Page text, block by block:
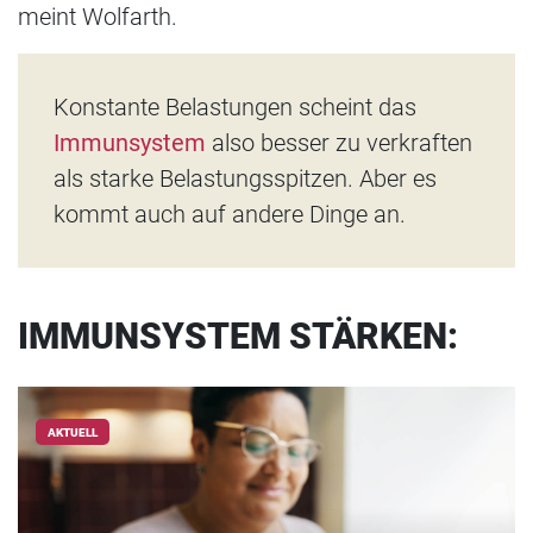
meint Wolfarth.
Konstante Belastungen scheint das
Immunsystem also besser zu verkraften
als starke Belastungsspitzen. Aber es
kommt auch auf andere Dinge an.
IMMUNSYSTEM STÄRKEN:
AKTUELL